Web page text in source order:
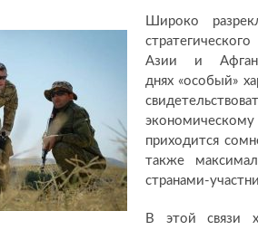
Широко
Азии и
днях «особый»
приходится
также
странами-
В этой связи